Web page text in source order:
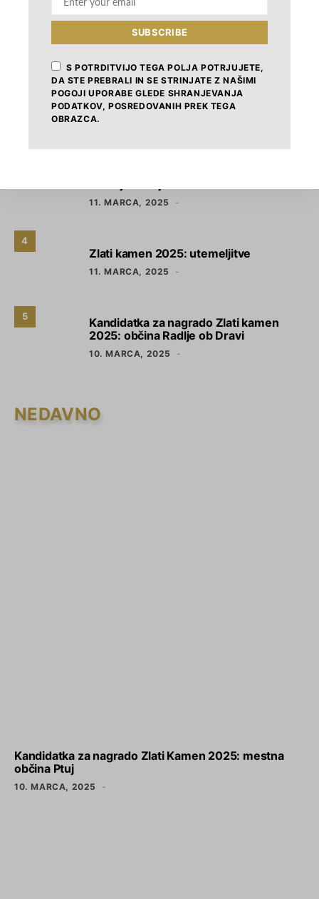
Zlati kamen 2026: novosti
7. FEBRUARJA, 2026
SID Banka: Prilagojeni finančni
instrumenti za občine in javni sektor
11. MARCA, 2025
4
Zlati kamen 2025: utemeljitve
11. MARCA, 2025
5
Kandidatka za nagrado Zlati kamen
2025: občina Radlje ob Dravi
10. MARCA, 2025
NEDAVNO
Kandidatka za nagrado Zlati Kamen 2025: mestna
občina Ptuj
10. MARCA, 2025
SUBSCRIBE
S POTRDITVIJO TEGA POLJA POTRJUJETE,
DA STE PREBRALI IN SE STRINJATE Z NAŠIMI
POGOJI UPORABE GLEDE SHRANJEVANJA
PODATKOV, POSREDOVANIH PREK TEGA
OBRAZCA.